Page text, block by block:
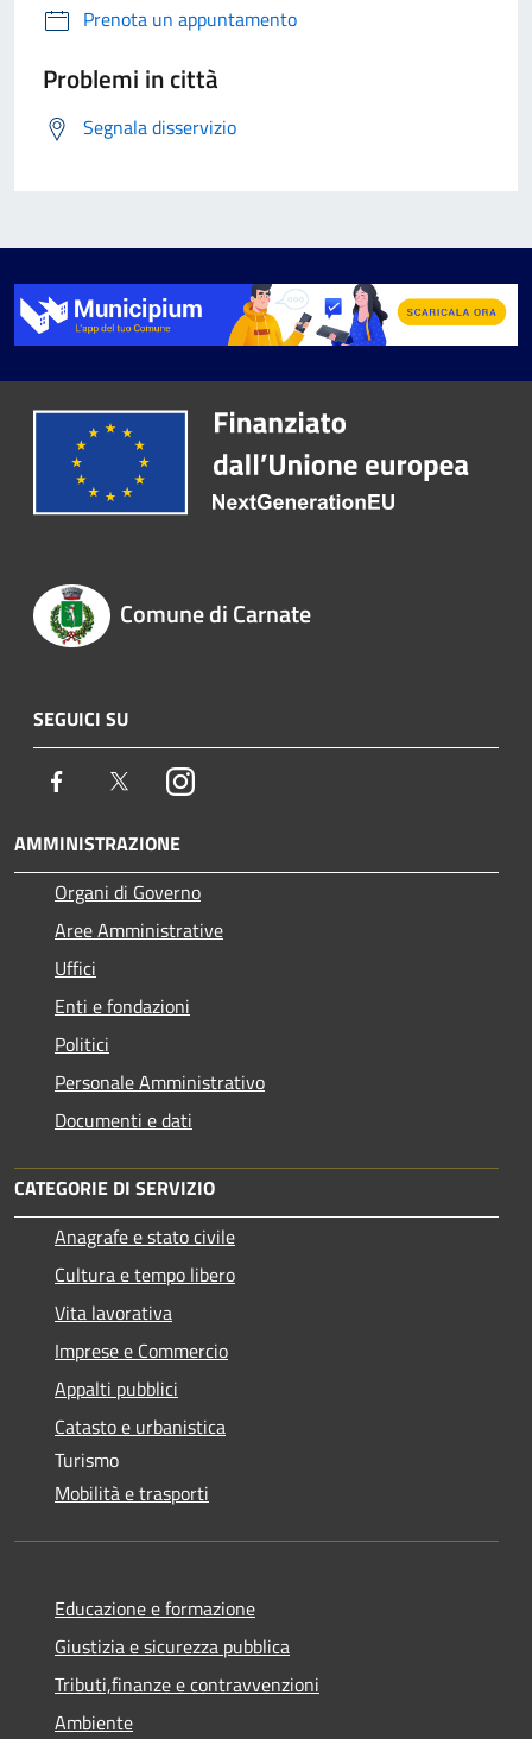
Prenota un appuntamento
Problemi in città
Segnala disservizio
Comune di Carnate
SEGUICI SU
Facebook TwitterInstagram
AMMINISTRAZIONE
Organi di Governo
Aree Amministrative
Uffici
Enti e fondazioni
Politici
Personale Amministrativo
Documenti e dati
CATEGORIE DI SERVIZIO
Anagrafe e stato civile
Cultura e tempo libero
Vita lavorativa
Imprese e Commercio
Appalti pubblici
Catasto e urbanistica
Turismo
Mobilità e trasporti
Educazione e formazione
Giustizia e sicurezza pubblica
Tributi,finanze e contravvenzioni
Ambiente